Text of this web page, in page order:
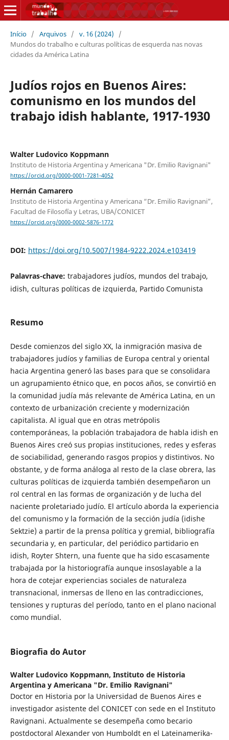
Início / Arquivos / v. 16 (2024)
/
Mundos do trabalho e culturas políticas de esquerda nas novas
cidades da América Latina
Judíos rojos en Buenos Aires:
comunismo en los mundos del
trabajo idish hablante, 1917-1930
Walter Ludovico Koppmann
Instituto de Historia Argentina y Americana "Dr. Emilio Ravignani"
https://orcid.org/0000-0001-7281-4052
Hernán Camarero
Instituto de Historia Argentina y Americana “Dr. Emilio Ravignani”,
Facultad de Filosofía y Letras, UBA/CONICET
https://orcid.org/0000-0002-5876-1772
DOI: https://doi.org/10.5007/1984-9222.2024.e103419
Palavras-chave: trabajadores judíos, mundos del trabajo,
idish, culturas políticas de izquierda, Partido Comunista
Resumo
Desde comienzos del siglo XX, la inmigración masiva de
trabajadores judíos y familias de Europa central y oriental
hacia Argentina generó las bases para que se consolidara
un agrupamiento étnico que, en pocos años, se convirtió en
la comunidad judía más relevante de América Latina, en un
contexto de urbanización creciente y modernización
capitalista. Al igual que en otras metrópolis
contemporáneas, la población trabajadora de habla idish en
Buenos Aires creó sus propias instituciones, redes y esferas
de sociabilidad, generando rasgos propios y distintivos. No
obstante, y de forma análoga al resto de la clase obrera, las
culturas políticas de izquierda también desempeñaron un
rol central en las formas de organización y de lucha del
naciente proletariado judío. El artículo aborda la experiencia
del comunismo y la formación de la sección judía (idishe
Sektzie) a partir de la prensa política y gremial, bibliografía
secundaria y, en particular, del periódico partidario en
idish, Royter Shtern, una fuente que ha sido escasamente
trabajada por la historiografía aunque insoslayable a la
hora de cotejar experiencias sociales de naturaleza
transnacional, inmersas de lleno en las contradicciones,
tensiones y rupturas del período, tanto en el plano nacional
como mundial.
Biografia do Autor
Walter Ludovico Koppmann, Instituto de Historia
Argentina y Americana "Dr. Emilio Ravignani"
Doctor en Historia por la Universidad de Buenos Aires e
investigador asistente del CONICET con sede en el Instituto
Ravignani. Actualmente se desempeña como becario
postdoctoral Alexander von Humboldt en el Lateinamerika-